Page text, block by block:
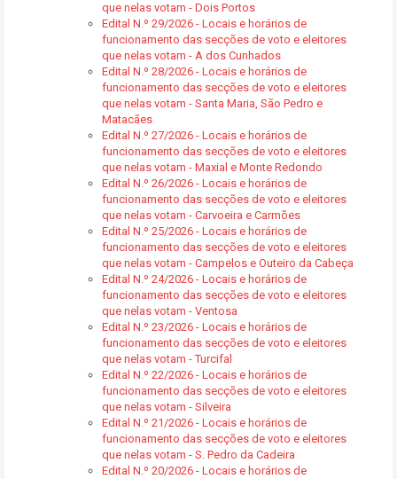
que nelas votam - Dois Portos
Edital N.º 29/2026 - Locais e horários de
funcionamento das secções de voto e eleitores
que nelas votam - A dos Cunhados
Edital N.º 28/2026 - Locais e horários de
funcionamento das secções de voto e eleitores
que nelas votam - Santa Maria, São Pedro e
Matacães
Edital N.º 27/2026 - Locais e horários de
funcionamento das secções de voto e eleitores
que nelas votam - Maxial e Monte Redondo
Edital N.º 26/2026 - Locais e horários de
funcionamento das secções de voto e eleitores
que nelas votam - Carvoeira e Carmões
Edital N.º 25/2026 - Locais e horários de
funcionamento das secções de voto e eleitores
que nelas votam - Campelos e Outeiro da Cabeça
Edital N.º 24/2026 - Locais e horários de
funcionamento das secções de voto e eleitores
que nelas votam - Ventosa
Edital N.º 23/2026 - Locais e horários de
funcionamento das secções de voto e eleitores
que nelas votam - Turcifal
Edital N.º 22/2026 - Locais e horários de
funcionamento das secções de voto e eleitores
que nelas votam - Silveira
Edital N.º 21/2026 - Locais e horários de
funcionamento das secções de voto e eleitores
que nelas votam - S. Pedro da Cadeira
Edital N.º 20/2026 - Locais e horários de